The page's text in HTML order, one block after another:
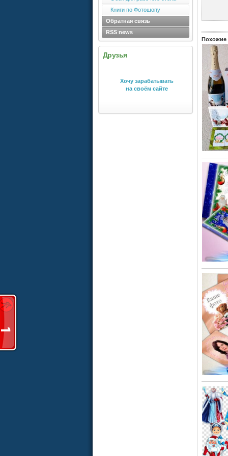
Книги по Фотошопу
Обратная связь
RSS news
Друзья
Хочу зарабатывать
на своём сайте
Похожие